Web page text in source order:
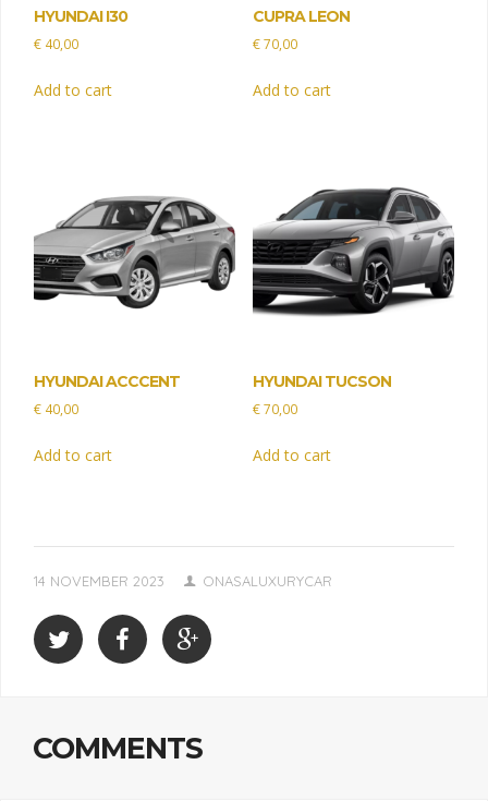
HYUNDAI I30
€ 40,00
Add to cart
CUPRA LEON
€70,00
Add to cart
HYUNDAI ACCCENT
€ 40,00
Add to cart
HYUNDAI TUCSON
€70,00
Add to cart
14 NOVEMBER 2023 ONASALUXURYCAR
COMMENTS